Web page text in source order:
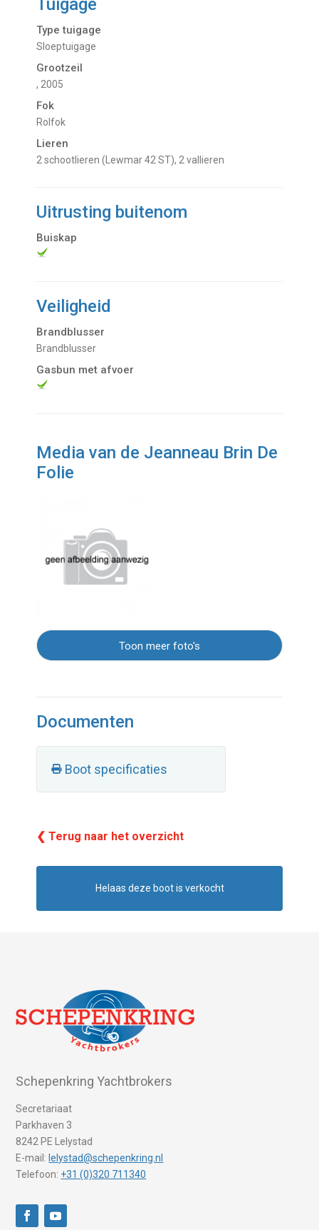
Type tuigage
Sloeptuigage
Grootzeil
, 2005
Fok
Rolfok
Lieren
2 schootlieren (Lewmar 42 ST), 2 vallieren
Uitrusting buitenom
Buiskap
Veiligheid
Brandblusser
Brandblusser
Gasbun met afvoer
Media van de Jeanneau Brin De
Folie
Toon meer foto's
Documenten
Boot specificaties
❮ Terug naar het overzicht
Helaas deze boot is verkocht
Schepenkring Yachtbrokers
Secretariaat
Parkhaven 3
8242 PE Lelystad
E-mail: lelystad@schepenkring.nl
Telefoon: +31 (0)320 711340